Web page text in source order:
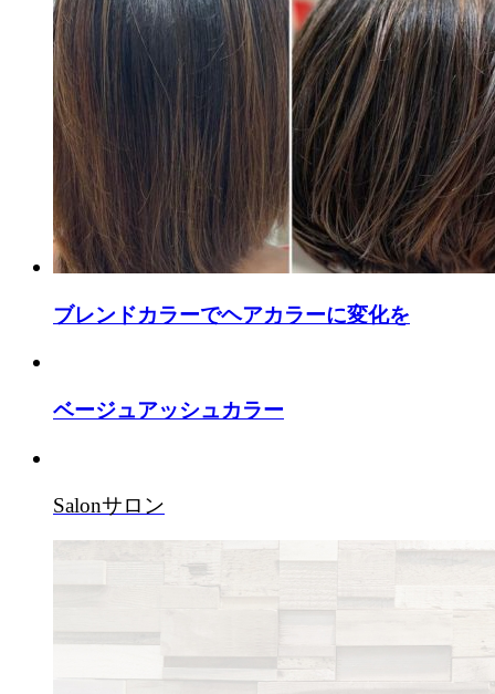
ブレンドカラーでヘアカラーに変化を
ベージュアッシュカラー
Salonサロン